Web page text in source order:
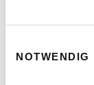
NOTWENDIG